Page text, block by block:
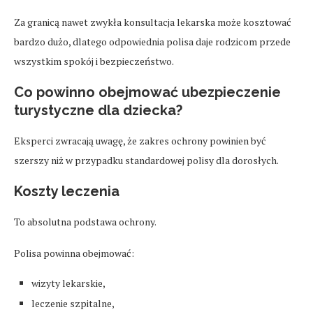
Za granicą nawet zwykła konsultacja lekarska może kosztować
bardzo dużo, dlatego odpowiednia polisa daje rodzicom przede
wszystkim spokój i bezpieczeństwo.
Co powinno obejmować ubezpieczenie
turystyczne dla dziecka?
Eksperci zwracają uwagę, że zakres ochrony powinien być
szerszy niż w przypadku standardowej polisy dla dorosłych.
Koszty leczenia
To absolutna podstawa ochrony.
Polisa powinna obejmować:
wizyty lekarskie,
leczenie szpitalne,